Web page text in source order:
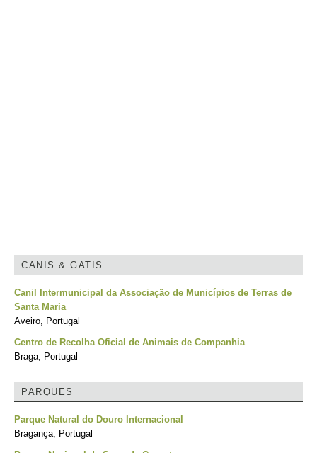
CANIS & GATIS
Canil Intermunicipal da Associação de Municípios de Terras de
Santa Maria
Aveiro, Portugal
Centro de Recolha Oficial de Animais de Companhia
Braga, Portugal
PARQUES
Parque Natural do Douro Internacional
Bragança, Portugal